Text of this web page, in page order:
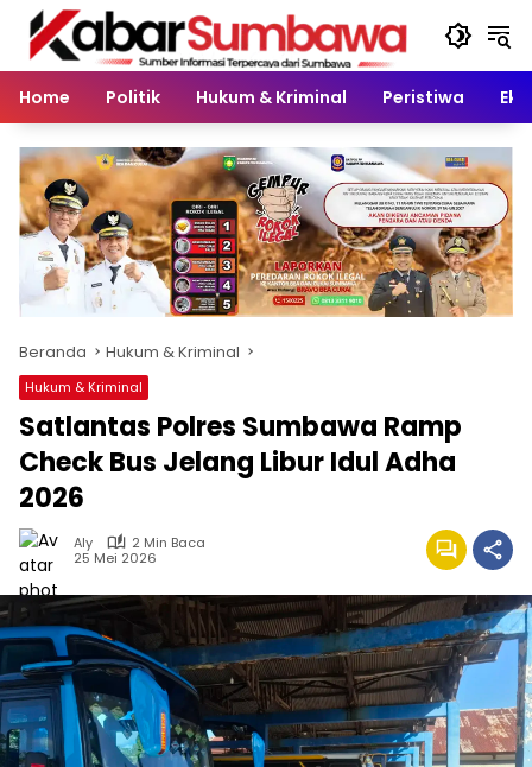
Langsung
konten
Home
Politik Hukum & Kriminal Peristiwa
Beranda Hukum & Kriminal
Hukum & Kriminal
Satlantas Polres Sumbawa Ramp
Check Bus Jelang Libur Idul Adha
2026
Aly
2 Min Baca
25 Mei 2026